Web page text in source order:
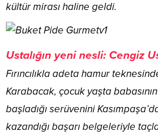
kültür mirası haline geldi.
Ustalığın yeni nesli: Cengiz
Fırıncılıkla adeta hamur
Karabacak, çocuk yaşta
başladığı serüvenini
kazandığı başarı belgeleriyle